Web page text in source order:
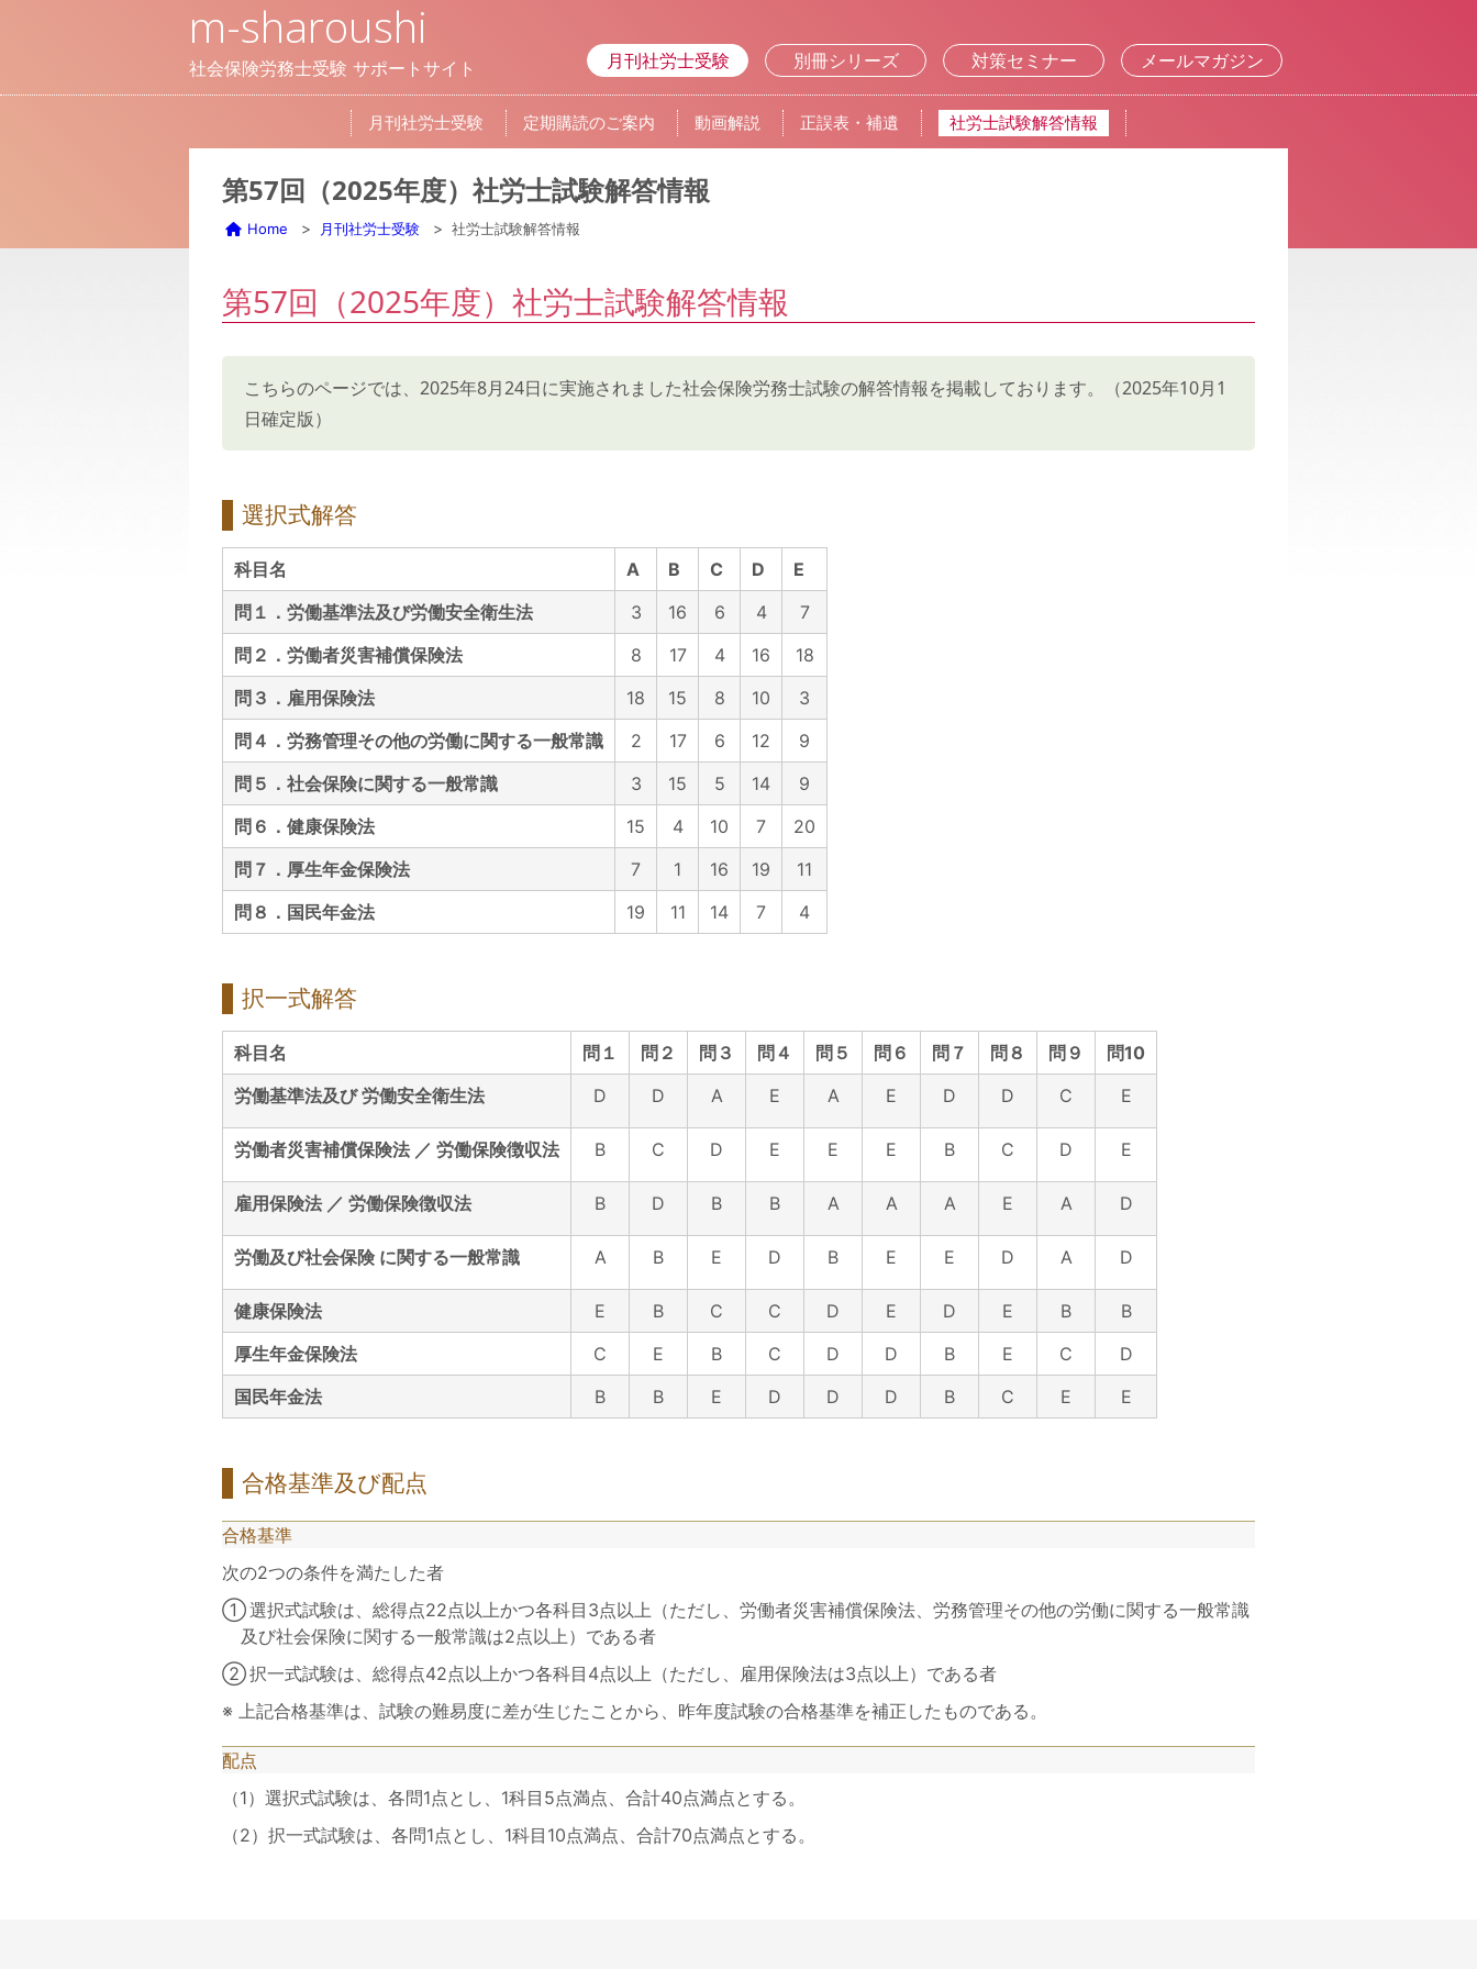
m-sharoushi
社会保険労務士受験 サポートサイト 月刊社労士受験 別冊シリーズ 対策セミナー メールマガジン
月刊社労士受験 定期購読のご案内 動画解説 正誤表・補遺 社労士試験解答情報
第57回（2025年度）社労士試験解答情報
Home 月刊社労士受験 社労士試験解答情報
第57回（2025年度）社労士試験解答情報
こちらのページでは、2025年8月24日に実施されました社会保険労務士試験の解答情報を掲載しております。（2025年10月1
日確定版）
選択式解答
科目名 A B C D
E
問１．労働基準法及び労働安全衛生法
3 16 6 4
7
問２．労働者災害補償保険法
8 17 4 16
18
問３．雇用保険法
18 15 8 10
3
問４．労務管理その他の労働に関する一般常識
2 17 6 12
9
問５．社会保険に関する一般常識
3 15 5 14
9
問６．健康保険法
15 4 10 7
20
問７．厚生年金保険法
7 1 16 19
11
問８．国民年金法
19 11 14 7 4
択一式解答
科目名 問１ 問２ 問３ 問４ 問５ 問６ 問７ 問８ 問９
問10
労働基準法及び 労働安全衛生法 D D A E A E D D C E
労働者災害補償保険法 ／ 労働保険徴収法 B C D E E E B C D E
雇用保険法 ／ 労働保険徴収法 B D B B A A A E A D
労働及び社会保険 に関する一般常識 A B E D B E E D A D
健康保険法 E B C C D E D E B
B
厚生年金保険法
C E B C D D B E C
D
国民年金法
B B E D D D B C E E
合格基準及び配点
合格基準
次の2つの条件を満たした者
①選択式試験は、総得点22点以上かつ各科目3点以上（ただし、労働者災害補償保険法、労務管理その他の労働に関する一般常識
及び社会保険に関する一般常識は2点以上）である者
②択一式試験は、総得点42点以上かつ各科目4点以上（ただし、雇用保険法は3点以上）である者
※ 上記合格基準は、試験の難易度に差が生じたことから、昨年度試験の合格基準を補正したものである。
配点
（1）選択式試験は、各問1点とし、1科目5点満点、合計40点満点とする。
（2）択一式試験は、各問1点とし、1科目10点満点、合計70点満点とする。